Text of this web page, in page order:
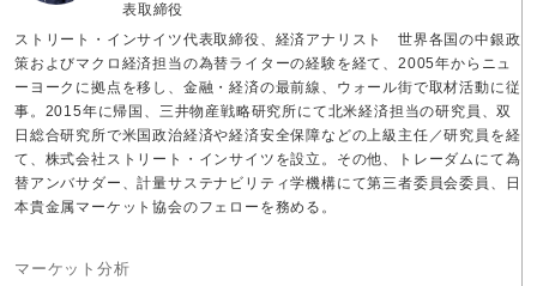
表取締役
ストリート・インサイツ代表取締役、経済アナリスト 世界各国の中銀政
策およびマクロ経済担当の為替ライターの経験を経て、2005年からニュ
ーヨークに拠点を移し、金融・経済の最前線、ウォール街で取材活動に従
事。2015年に帰国、三井物産戦略研究所にて北米経済担当の研究員、双
日総合研究所で米国政治経済や経済安全保障などの上級主任／研究員を経
て、株式会社ストリート・インサイツを設立。その他、トレーダムにて為
替アンバサダー、計量サステナビリティ学機構にて第三者委員会委員、日
本貴金属マーケット協会のフェローを務める。
マーケット分析